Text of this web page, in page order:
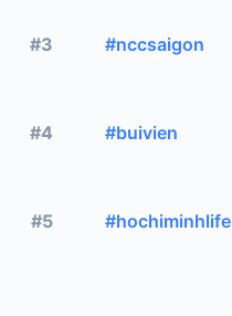
#3 #nccsaigon
#4 #buivien
#5 #hochiminhlife